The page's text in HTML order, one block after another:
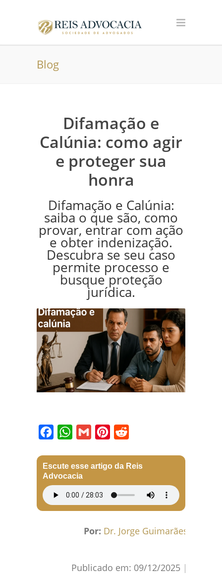
Blog
Difamação e
Calúnia: como agir
e proteger sua
honra
Difamação e Calúnia:
saiba o que são, como
provar, entrar com ação
e obter indenização.
Descubra se seu caso
permite processo e
busque proteção
jurídica.
Escute esse artigo da Reis
Advocacia
Por: Dr. Jorge Guimarães
Publicado em: 09/12/2025 |